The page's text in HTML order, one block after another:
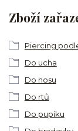
Zboží
Piercing
Do ucha
Do nosu
Do rtů
Do pupíku